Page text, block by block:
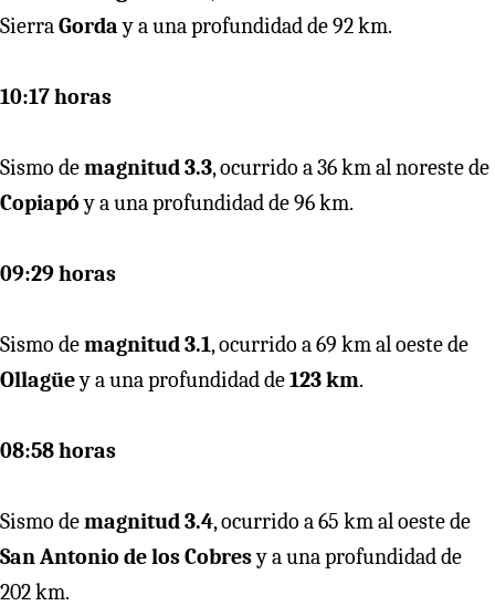
SierraGorday a una profundidad de 92 km.
10:17 horas
Sismo demagnitud 3.3, ocurrido a 36 km al noreste de
Copiapóy a una profundidad de 96 km.
09:29 horas
Sismo demagnitud 3.1, ocurrido a 69 km al oeste de
Ollagüey a una profundidad de123 km.
08:58 horas
Sismo demagnitud 3.4, ocurrido a 65 km al oeste de
San Antonio de los Cobresy a una profundidad de
202 km.